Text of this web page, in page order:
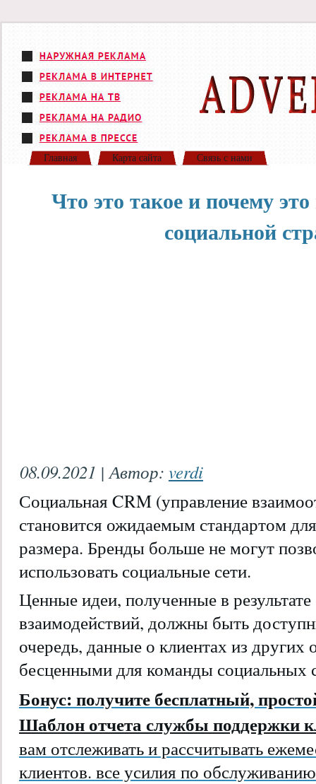
Главная Карта сайта Связь с нами
Что это такое и почему
социальной
08.09.2021 | Автор: verdi
Социальная CRM (управление
становится ожидаемым стандартом
размера. Бренды больше не могут
использовать социальные сети.
Ценные идеи, полученные в
взаимодействий, должны быть
очередь, данные о клиентах из других
бесценными для команды социальных
Бонус: получите бесплатный,
Шаблон отчета службы поддержки
вам отслеживать и рассчитывать
клиентов. все усилия по